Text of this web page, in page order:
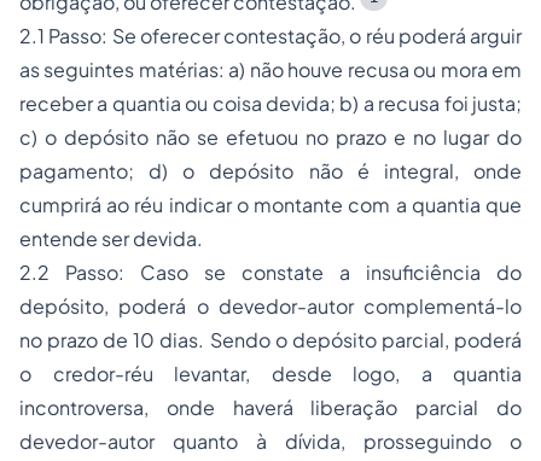
2.1 Passo: Se oferecer contestação, o réu poderá arguir
as seguintes matérias: a) não houve recusa ou mora em
receber a quantia ou coisa devida; b) a recusa foi justa;
c) o depósito não se efetuou no prazo e no lugar do
pagamento; d) o depósito não é integral, onde
cumprirá ao réu indicar o montante com a quantia que
entende ser devida.
2.2 Passo: Caso se constate a insuficiência do
depósito, poderá o devedor-autor complementá-lo
no prazo de 10 dias. Sendo o depósito parcial, poderá
o credor-réu levantar, desde logo, a quantia
incontroversa, onde haverá liberação parcial do
devedor-autor quanto à dívida, prosseguindo o